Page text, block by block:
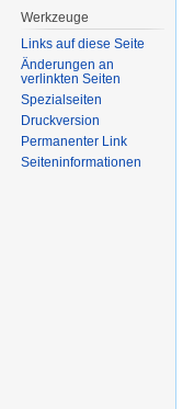
Werkzeuge
Links auf diese Seite
Änderungen an
verlinkten Seiten
Spezialseiten
Druckversion
Permanenter Link
Seiten­informationen